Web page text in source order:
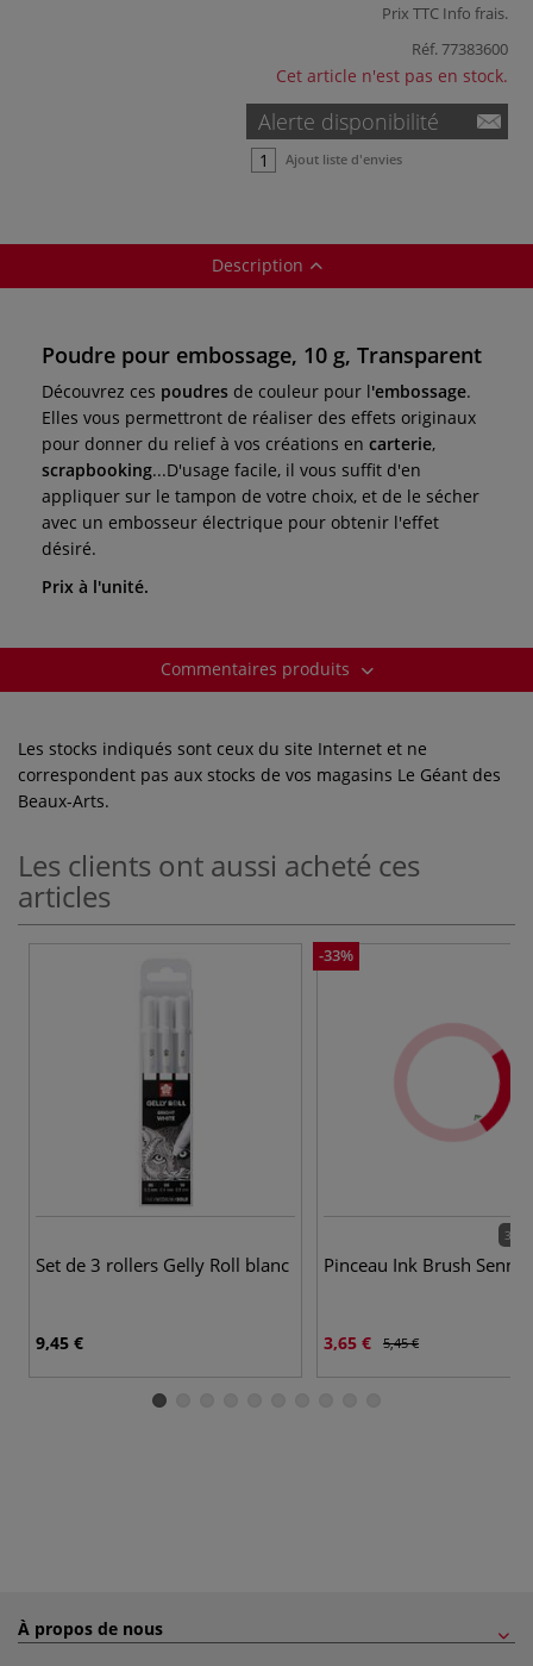
Prix TTC Info frais.
Réf.77383600
Cet article n'est pas en stock.
Alerte disponibilité
Ajout liste d'envies
Description
Poudre pour embossage, 10 g, Transparent
Découvrez ces poudres de couleur pour l'embossage.
Elles vous permettront de réaliser des effets originaux
pour donner du relief à vos créations en carterie,
scrapbooking...D'usage facile, il vous suffit d'en
appliquer sur le tampon de votre choix, et de le sécher
avec un embosseur électrique pour obtenir l'effet
désiré.
Prix à l'unité.
Commentaires produits
Les stocks indiqués sont ceux du site Internet et ne
correspondent pas aux stocks de vos magasins Le Géant des
Beaux-Arts.
Les clients ont aussi acheté ces
articles
Set de 3 rollers Gelly Roll blanc
9,45 €
-33%
36
Pinceau Ink Brush
3,65 € 5,45 €
À propos de nous